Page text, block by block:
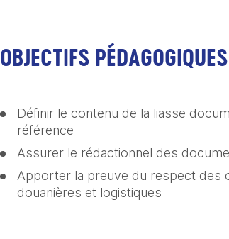
OBJECTIFS PÉDAGOGIQUES
Définir le contenu de la liasse
référence
Assurer le rédactionnel des
Apporter la preuve du respect des
douanières et logistiques